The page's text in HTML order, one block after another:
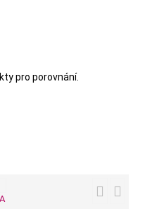
pro porovnání.
 